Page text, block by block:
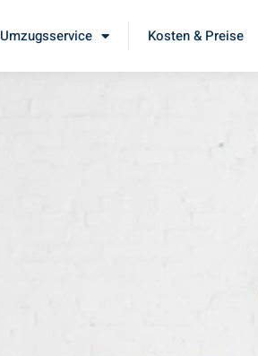
Umzugsservice Kosten & Preise